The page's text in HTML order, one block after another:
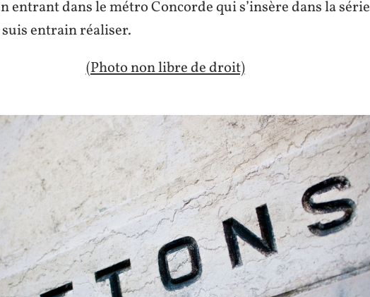
entrant dans le métro Concorde qui s’insère dans la série
entrain réaliser.
(Photo non libre de droit)